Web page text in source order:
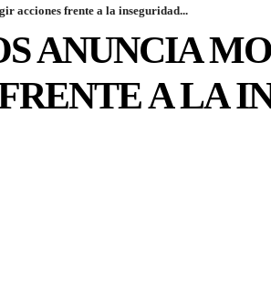
acciones frente a la inseguridad...
ANUNCIA
A LA